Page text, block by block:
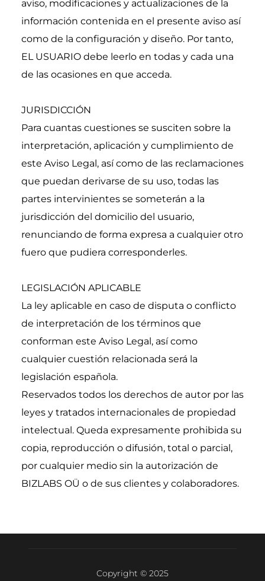
aviso, modificaciones y actualizaciones de la
información contenida en el presente aviso así
como de la configuración y diseño. Por tanto,
EL USUARIO debe leerlo en todas y cada una
de las ocasiones en que acceda.
JURISDICCIÓN
Para cuantas cuestiones se susciten sobre la
interpretación, aplicación y cumplimiento de
este Aviso Legal, así como de las reclamaciones
que puedan derivarse de su uso, todas las
partes intervinientes se someterán a la
jurisdicción del domicilio del usuario,
renunciando de forma expresa a cualquier otro
fuero que pudiera corresponderles.
LEGISLACIÓN APLICABLE
La ley aplicable en caso de disputa o conflicto
de interpretación de los términos que
conforman este Aviso Legal, así como
cualquier cuestión relacionada será la
legislación española.
Reservados todos los derechos de autor por las
leyes y tratados internacionales de propiedad
intelectual. Queda expresamente prohibida su
copia, reproducción o difusión, total o parcial,
por cualquier medio sin la autorización de
BIZLABS OÜ o de sus clientes y colaboradores.
Copyright © 2025